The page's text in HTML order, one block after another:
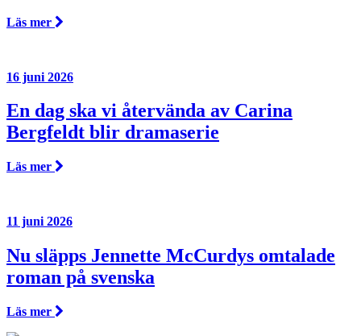
Läs mer
16 juni 2026
En dag ska vi återvända av Carina
Bergfeldt blir dramaserie
Läs mer
11 juni 2026
Nu släpps Jennette McCurdys omtalade
roman på svenska
Läs mer